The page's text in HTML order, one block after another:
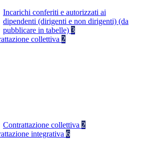
Incarichi conferiti e autorizzati ai
dipendenti (dirigenti e non dirigenti) (da
pubblicare in tabelle) 3
collettiva 2
Contrattazione collettiva 2
integrativa 6